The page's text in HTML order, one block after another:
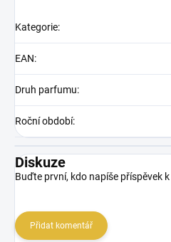
Kategorie:
EAN:
Druh parfumu:
Roční období:
Diskuze
Buďte první, kdo napíše příspěvek
Přidat komentář